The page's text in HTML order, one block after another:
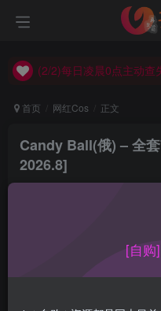
(2/2)每日凌晨0点主动查失
(2/2)每日凌晨0点主动查失
首页 网红Cos 正文
Candy Ball(俄) – 全
2026.8]
Candy Ball是来自俄罗
[自购